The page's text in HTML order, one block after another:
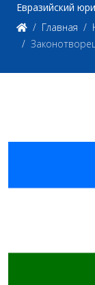
Евразийский
Главная